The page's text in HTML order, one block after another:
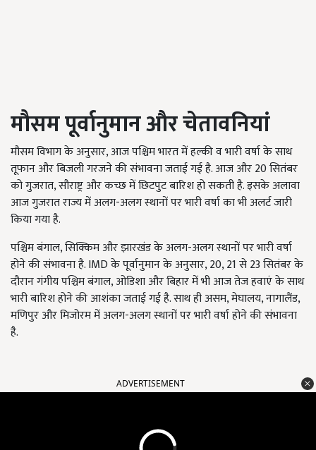
मौसम पूर्वानुमान और चेतावनियां
मौसम विभाग के अनुसार,आज पश्चिम भारत में हल्की व भारी वर्षा के साथ
तूफान और बिजली गरजने की संभावना जताई गई है. आज और20 सितंबर
को गुजरात,सौराष्ट्र और कच्छ में छिटपुट बारिश हो सकती है. इसके अलावा
आज गुजरात राज्य में अलग-अलग स्थानों पर भारी वर्षा का भी अलर्ट जारी
किया गया है.
पश्चिम बंगाल,सिक्किम औरझारखंड के अलग-अलग स्थानों पर भारी वर्षा
होने की संभावना है. IMD के पूर्वानुमान के अनुसार, 20,21 से23 सितंबर के
दौरान गंगीय पश्चिम बंगाल,ओडिशा और बिहार में भी आज तेज हवाएं के साथ
भारी बारिश होने की आशंका जताई गई है. साथ ही असम,मेघालय, नागालैंड,
मणिपुर और मिजोरम में अलग-अलग स्थानों पर भारी वर्षा होने की संभावना
है.
ADVERTISEMENT